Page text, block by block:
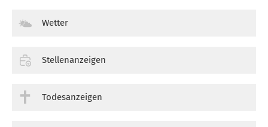
Wetter
Stellenanzeigen
Todesanzeigen